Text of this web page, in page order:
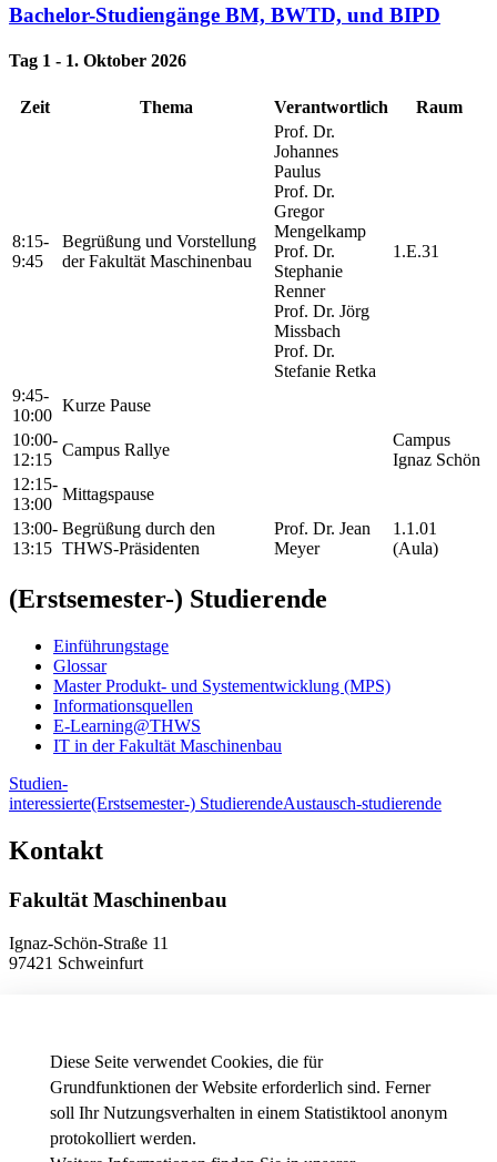
Diese Seite verwendet Cookies, die für
Grundfunktionen der Website erforderlich sind. Ferner
soll Ihr Nutzungsverhalten in einem Statistiktool anonym
protokolliert werden.
Bachelor-Studiengänge BM, BWTD, und BIPD
Tag 1 - 1. Oktober 2026
Zeit Thema Verantwortlich Raum
8:15-
9:45
Begrüßung und Vorstellung
der Fakultät Maschinenbau
Prof. Dr.
Johannes
Paulus
Prof. Dr.
Gregor
Mengelkamp
Prof. Dr.
Stephanie
Renner
Prof. Dr. Jörg
Missbach
Prof. Dr.
Stefanie Retka
1.E.31
9:45-
10:00
Kurze Pause
10:00-
12:15
Campus Rallye
Campus
Ignaz Schön
12:15-
13:00
Mittagspause
13:00-
13:15
Begrüßung durch den
THWS-Präsidenten
Prof. Dr. Jean
Meyer
1.1.01
(Aula)
(Erstsemester-) Studierende
Einführungstage
Glossar
Master Produkt- und Systementwicklung (MPS)
Informationsquellen
E-Learning@THWS
IT in der Fakultät Maschinenbau
Studien-
interessierte(Erstsemester-) StudierendeAustausch-studierende
Kontakt
Fakultät Maschinenbau
Ignaz-Schön-Straße 11
97421 Schweinfurt
Datenschutzeinstellungen